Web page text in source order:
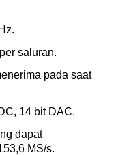
saluran.
pada saat
14 bit DAC.
dapat
MS/s.